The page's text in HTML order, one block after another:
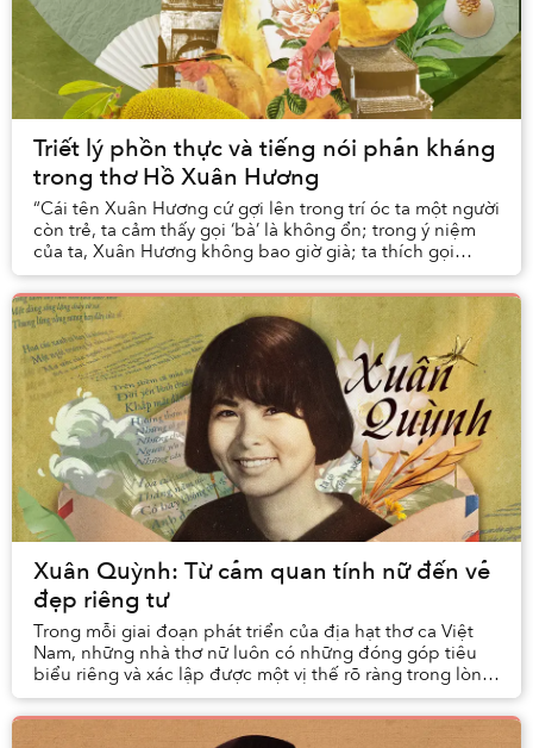
Triết lý phồn thực và tiếng nói phản kháng
trong thơ Hồ Xuân Hương
“Cái tên Xuân Hương cứ gợi lên trong trí óc ta một người
còn trẻ, ta cảm thấy gọi ‘bà’ là không ổn; trong ý niệm
của ta, Xuân Hương không bao giờ già; ta thích gọi
bằng ‘nàng’ bằng ‘cô’; đẹp hơn hết, ...
Xuân Quỳnh: Từ cảm quan tính nữ đến vẻ
đẹp riêng tư
Trong mỗi giai đoạn phát triển của địa hạt thơ ca Việt
Nam, những nhà thơ nữ luôn có những đóng góp tiêu
biểu riêng và xác lập được một vị thế rõ ràng trong lòng
độc giả. Sau Cách mạng tháng Tám ...